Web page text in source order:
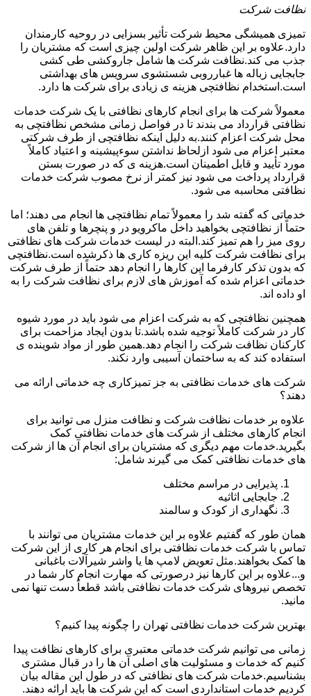
نظافت شرکت
تمیزی همیشگی محیط شرکت تأثیر بسزایی در روحیه کارمندان
دارد.علاوه بر این ظاهر شرکت اولین چیزی است که مشتریان را
جذب می کند.نظافت شرکت ها شامل جاروکشی طی کشی
جابجایی زباله ها غبارروبی شستشوی سرویس های بهداشتی
است.استخدام نظافتچی هزینه ی زیادی برای شرکت ها دارد.
معمولاً شرکت ها برای انجام کارهای نظافتی با یک شرکت خدمات
نظافتی قرارداد می بندند تا در فواصل زمانی مشخص نظافتچی به
محل شرکت اعزام کنند.به دلیل اینکه نظافتچی از طرف شرکتی
معتبر اعزام می شود ازلحاظ نداشتن سوءپیشینه و اعتیاد کاملاً
مورد تأیید و قابل اطمینان است.هزینه ی که در صورت بستن
قرارداد پرداخت می شود نیز کمتر از نرخ مصوب شرکت خدمات
نظافتی محاسبه می شود.
خدماتی که گفته شد را معمولاً تمام نظافتچی ها انجام می دهند؛ اما
حتماً از نظافتچی بخواهید داخل ماکرویو در و پنچرها و تلفن های
روی میز را هم تمیز کند.البته در لیست خدمات شرکت های نظافتی
برای نظافت شرکت کلیه این ریزه کاری ها ذکرشده است.نظافتچی
که بدون تذکر کارفرما این کارها را انجام دهد حتماً از طرف شرکت
خدماتی اعزام شده که آموزش های لازم برای نظافت شرکت را به
او داده اند.
همچنین نظافتچی که به شرکت اعزام می شود باید در مورد شیوه
کار در شرکت کاملاً توجیه شده باشد.تا بدون ایجاد مزاحمت برای
کارکنان نظافت شرکت را انجام دهد.همین طور از مواد شوینده ی
استفاده کند که به ساختمان آسیبی وارد نکند.
شرکت های خدمات نظافتی به جز تمیزکاری چه خدماتی ارائه می
دهند؟
علاوه بر خدمات نظافت شرکت و نظافت منزل می توانید برای
انجام کارهای مختلف از شرکت های خدمات نظافتی کمک
بگیرید.خدمات مهم دیگری که مشتریان برای انجام آن ها از شرکت
های خدمات نظافتی کمک می گیرند شامل:
پذیرایی در مراسم مختلف
جابجایی اثاثیه
نگهداری از کودک و سالمند
همان طور که گفتیم علاوه بر این خدمات مشتریان می توانند با
تماس با شرکت خدمات نظافتی برای انجام هر کاری از این شرکت
ها کمک بخواهند.مثل تعویض لامپ ها یا واشر شیرآلات باغبانی
و...علاوه بر این کارها نیز درصورتی که مهارت انجام کار شما در
تخصص نیروهای شرکت خدمات نظافتی باشد قطعاً دست تنها نمی
مانید.
بهترین شرکت خدمات نظافتی تهران را چگونه پیدا کنیم؟
زمانی می توانیم شرکت خدماتی معتبری برای کارهای نظافت پیدا
کنیم که خدمات و مسئولیت های اصلی آن ها را در قبال مشتری
بشناسیم.خدمات شرکت های نظافتی که در طول این مقاله بیان
کردیم خدمات استانداردی است که این شرکت ها باید ارائه دهند.